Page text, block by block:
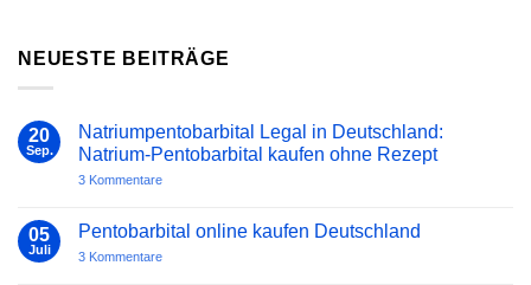
NEUESTE BEITRÄGE
20
Sep.
Natriumpentobarbital Legal in Deutschland:
Natrium-Pentobarbital kaufen ohne Rezept
3 Kommentarezu
in
Deutschland:
Natrium-
05
Juli
Pentobarbital online kaufen Deutschland
3 Kommentarezu